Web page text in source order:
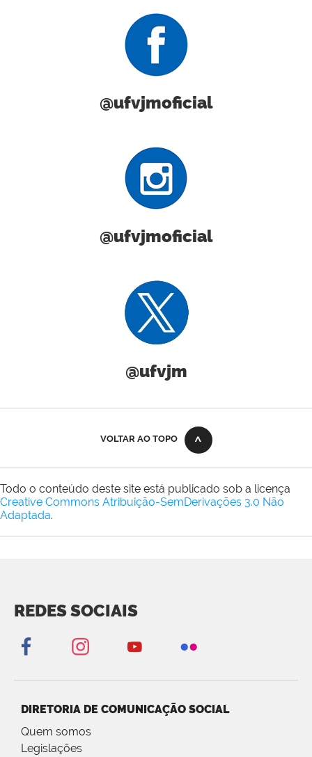
@ufvjmoficial
@ufvjmoficial
@ufvjm
VOLTAR AO TOPO
Todo o conteúdo deste site está publicado sob a licença
Creative Commons Atribuição-SemDerivações 3.0 Não
Adaptada.
REDES SOCIAIS
DIRETORIA DE COMUNICAÇÃO SOCIAL
Quem somos
Legislações